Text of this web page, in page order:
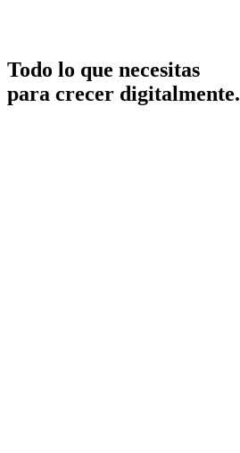
Todo lo que necesitas
para crecer digitalmente.